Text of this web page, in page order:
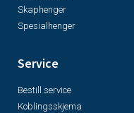
Skaphenger
Spesialhenger
Service
Bestill service
Koblingsskjema